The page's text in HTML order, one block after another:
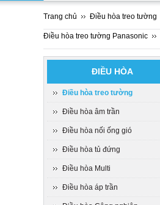
Trang chủ Điều hòa treo tường
Điều hòa treo tường Panasonic
ĐIỀU HÒA
Điều hòa treo tường
Điều hòa âm trần
Điều hòa nối ống gió
Điều hòa tủ đứng
Điều hòa Multi
Điều hòa áp trần